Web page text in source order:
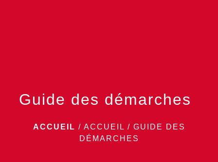
Guide des démarches
ACCUEIL / ACCUEIL / GUIDE DES
DÉMARCHES